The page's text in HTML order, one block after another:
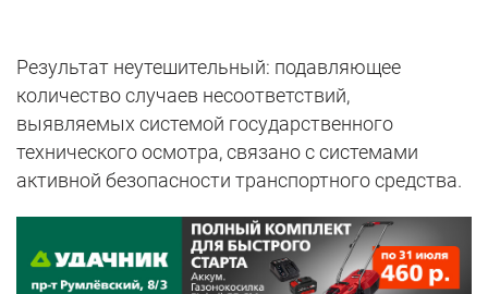
Результат неутешительный: подавляющее
количество случаев несоответствий,
выявляемых системой государственного
технического осмотра, связано с системами
активной безопасности транспортного средства.